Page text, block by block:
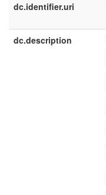
dc.identifier.uri
dc.description